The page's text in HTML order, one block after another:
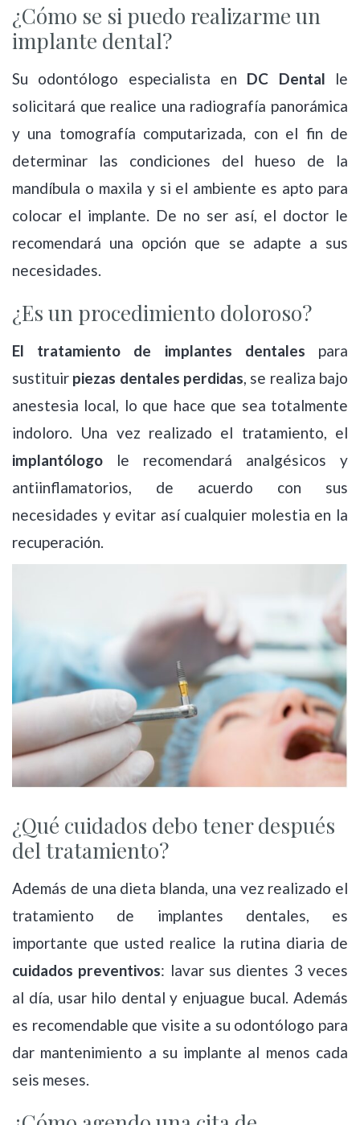
¿Cómo se si puedo realizarme un
implante dental?
Su odontólogo especialista en DC Dental le
solicitará que realice una radiografía panorámica
y una tomografía computarizada, con el fin de
determinar las condiciones del hueso de la
mandíbula o maxila y si el ambiente es apto para
colocar el implante. De no ser así, el doctor le
recomendará una opción que se adapte a sus
necesidades.
¿Es un procedimiento doloroso?
El tratamiento de implantes dentales para
sustituir piezas dentales perdidas , se realiza bajo
anestesia local, lo que hace que sea totalmente
indoloro. Una vez realizado el tratamiento, el
implantólogo le recomendará analgésicos y
antiinflamatorios, de acuerdo con sus
necesidades y evitar así cualquier molestia en la
recuperación.
¿Qué cuidados debo tener después
del tratamiento?
Además de una dieta blanda, una vez realizado el
tratamiento de implantes dentales, es
importante que usted realice la rutina diaria de
cuidados preventivos: lavar sus dientes 3 veces
al día, usar hilo dental y enjuague bucal. Además
es recomendable que visite a su odontólogo para
dar mantenimiento a su implante al menos cada
seis meses.